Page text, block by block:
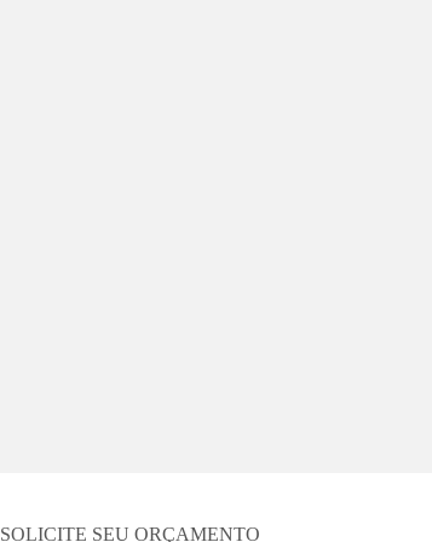
SOLICITE SEU ORÇAMENTO